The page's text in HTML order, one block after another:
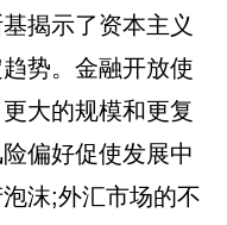
揭示了资本主义
势。金融开放使
大的规模和更复
偏好促使发展中
沫;外汇市场的不